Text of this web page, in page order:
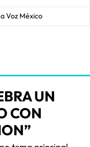
Voz México
UN
CON